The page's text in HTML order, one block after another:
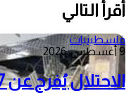
أقرأ التالي
فلسطينيات
9 أغسطس، 2026
الاحتلال يُفرج عن 37 أسيراً من غزة